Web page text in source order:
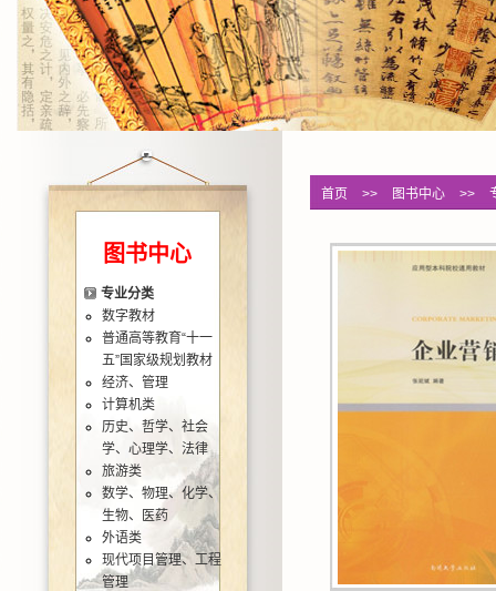
图书中心
专业分类
数字教材
普通高等教育“十一
五”国家级规划教材
经济、管理
计算机类
历史、哲学、社会
学、心理学、法律
旅游类
数学、物理、化学、
生物、医药
外语类
现代项目管理、工程
管理
首页 >> 图书中心 >>